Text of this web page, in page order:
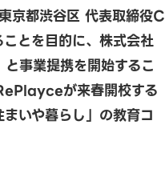
京都渋谷区 代表取締役C
とを目的に、株式会社
事業提携を開始するこ
が来春開校する
いや暮らし」の教育コ